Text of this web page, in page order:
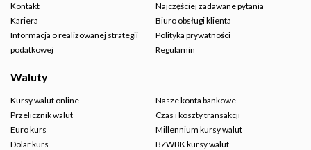
Kontakt
Kariera
Informacja o realizowanej strategii
podatkowej
Najczęściej zadawane pytania
Biuro obsługi klienta
Polityka prywatności
Regulamin
Waluty
Kursy walut online
Przelicznik walut
Euro kurs
Dolar kurs
Nasze konta bankowe
Czas i koszty transakcji
Millennium kursy walut
BZWBK kursy walut